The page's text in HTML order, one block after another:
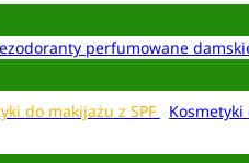
perfumowane
do makijażu z SPF